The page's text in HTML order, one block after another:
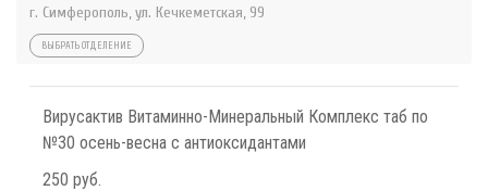
г. Симферополь, ул. Кечкеметская, 99
ВЫБРАТЬ ОТДЕЛЕНИЕ
Вирусактив Витаминно-Минеральный Комплекс таб по
№30 осень-весна с антиоксидантами
250 руб.